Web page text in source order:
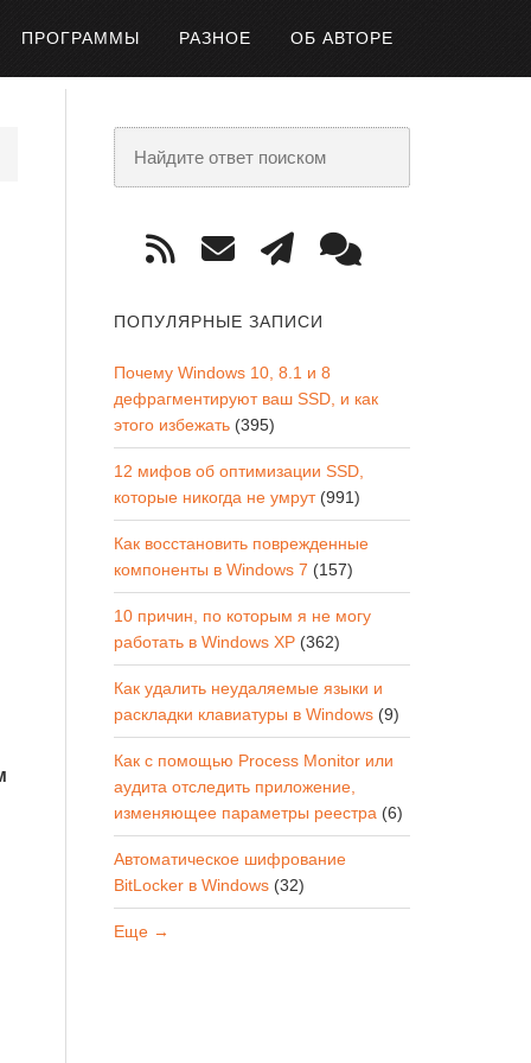
ПРОГРАММЫ РАЗНОЕ ОБ АВТОРЕ
ПОПУЛЯРНЫЕ ЗАПИСИ
Почему Windows 10, 8.1 и 8
дефрагментируют ваш SSD, и как
этого избежать (395)
12 мифов об оптимизации SSD,
которые никогда не умрут(991)
Как восстановить поврежденные
компоненты в Windows 7 (157)
10 причин, по которым я не могу
работать в Windows XP (362)
Как удалить неудаляемые языки и
раскладки клавиатуры в Windows (9)
Как с помощью Process Monitor или
аудита отследить приложение,
изменяющее параметры реестра (6)
Автоматическое шифрование
BitLocker в Windows (32)
Еще →